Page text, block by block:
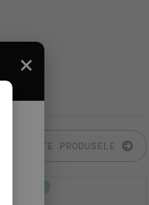
TOATE PRODUSELE